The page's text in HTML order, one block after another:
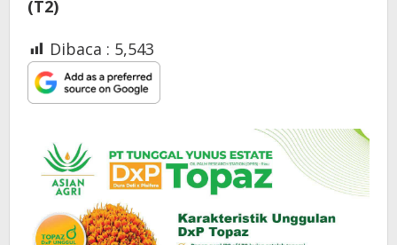
(T2)
Dibaca : 5,543